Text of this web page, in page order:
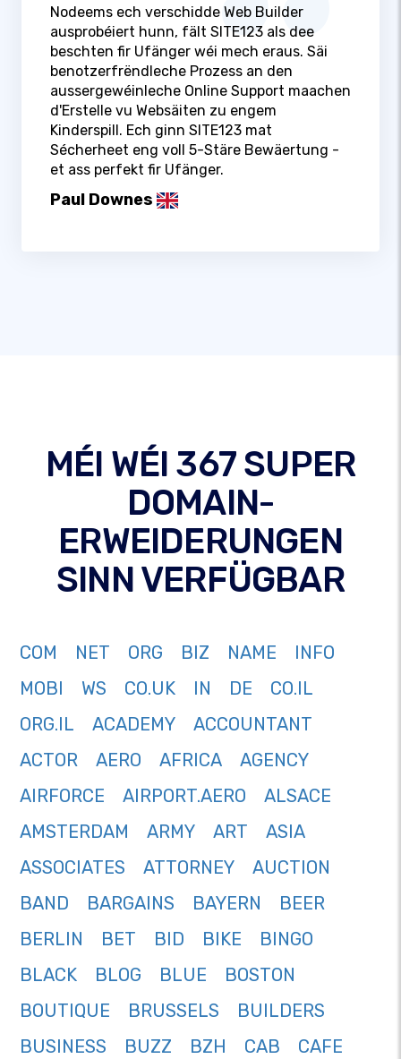
Nodeems ech verschidde Web Builder
ausprobéiert hunn, fält SITE123 als dee
beschten fir Ufänger wéi mech eraus. Säi
benotzerfrëndleche Prozess an den
aussergewéinleche Online Support maachen
d'Erstelle vu Websäiten zu engem
Kinderspill. Ech ginn SITE123 mat
Sécherheet eng voll 5-Stäre Bewäertung -
et ass perfekt fir Ufänger.
Paul Downes
MÉI WÉI 367 SUPER
DOMAIN-
ERWEIDERUNGEN
SINN VERFÜGBAR
COM NET ORG BIZ NAME
INFO
MOBI
WS CO.UK IN DE
CO.IL
ORG.IL
ACADEMY
ACCOUNTANT
ACTOR
AERO AFRICA
AGENCY
AIRFORCE
AIRPORT.AERO
ALSACE
AMSTERDAM
ARMY ART
ASIA
ASSOCIATES
ATTORNEY
AUCTION
BAND
BARGAINS BAYERN
BEER
BERLIN
BET BID BIKE
BINGO
BLACK
BLOG BLUE
BOSTON
BOUTIQUE
BRUSSELS
BUILDERS
BUSINESS
BUZZ BZH CAB
CAFE